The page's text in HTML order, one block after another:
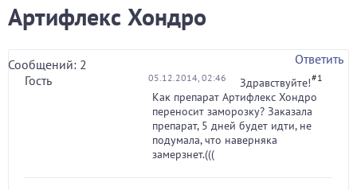
Артифлекс Хондро
Сообщений: 2
Ответить
Гость
05.12.2014, 02:46 #1
Здравствуйте!
Как препарат Артифлекс Хондро
переносит заморозку? Заказала
препарат, 5 дней будет идти, не
подумала, что наверняка
замерзнет.(((